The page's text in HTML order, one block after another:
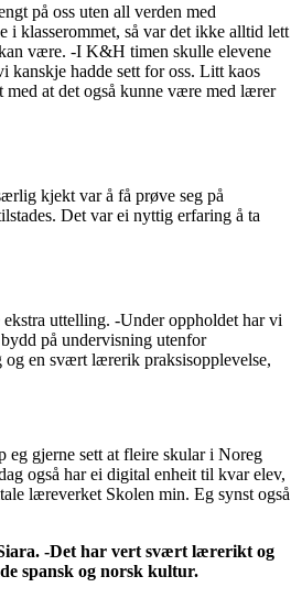
på oss uten all verden med
klasserommet, så var det ikke alltid lett
være. -I K&H timen skulle elevene
hadde sett for oss. Litt kaos
med at det også kunne være med lærer
kjekt var å få prøve seg på
Det var ei nyttig erfaring å ta
ekstra uttelling. -Under oppholdet har vi
på undervisning utenfor
og en svært lærerik praksisopplevelse,
eg gjerne sett at fleire skular i Noreg
også har ei digital enheit til kvar elev,
læreverket Skolen min. Eg synst også
Siara. -Det har vert svært lærerikt og
spansk og norsk kultur.